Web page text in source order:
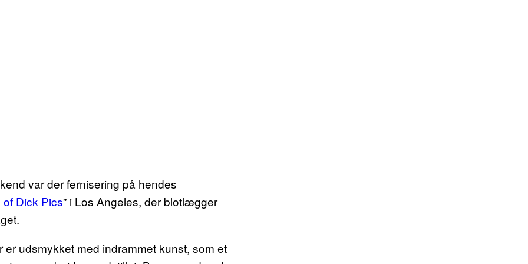
var der fernisering på hendes
of Dick Pics” i Los Angeles, der blotlægger
udsmykket med indrammet kunst, som et